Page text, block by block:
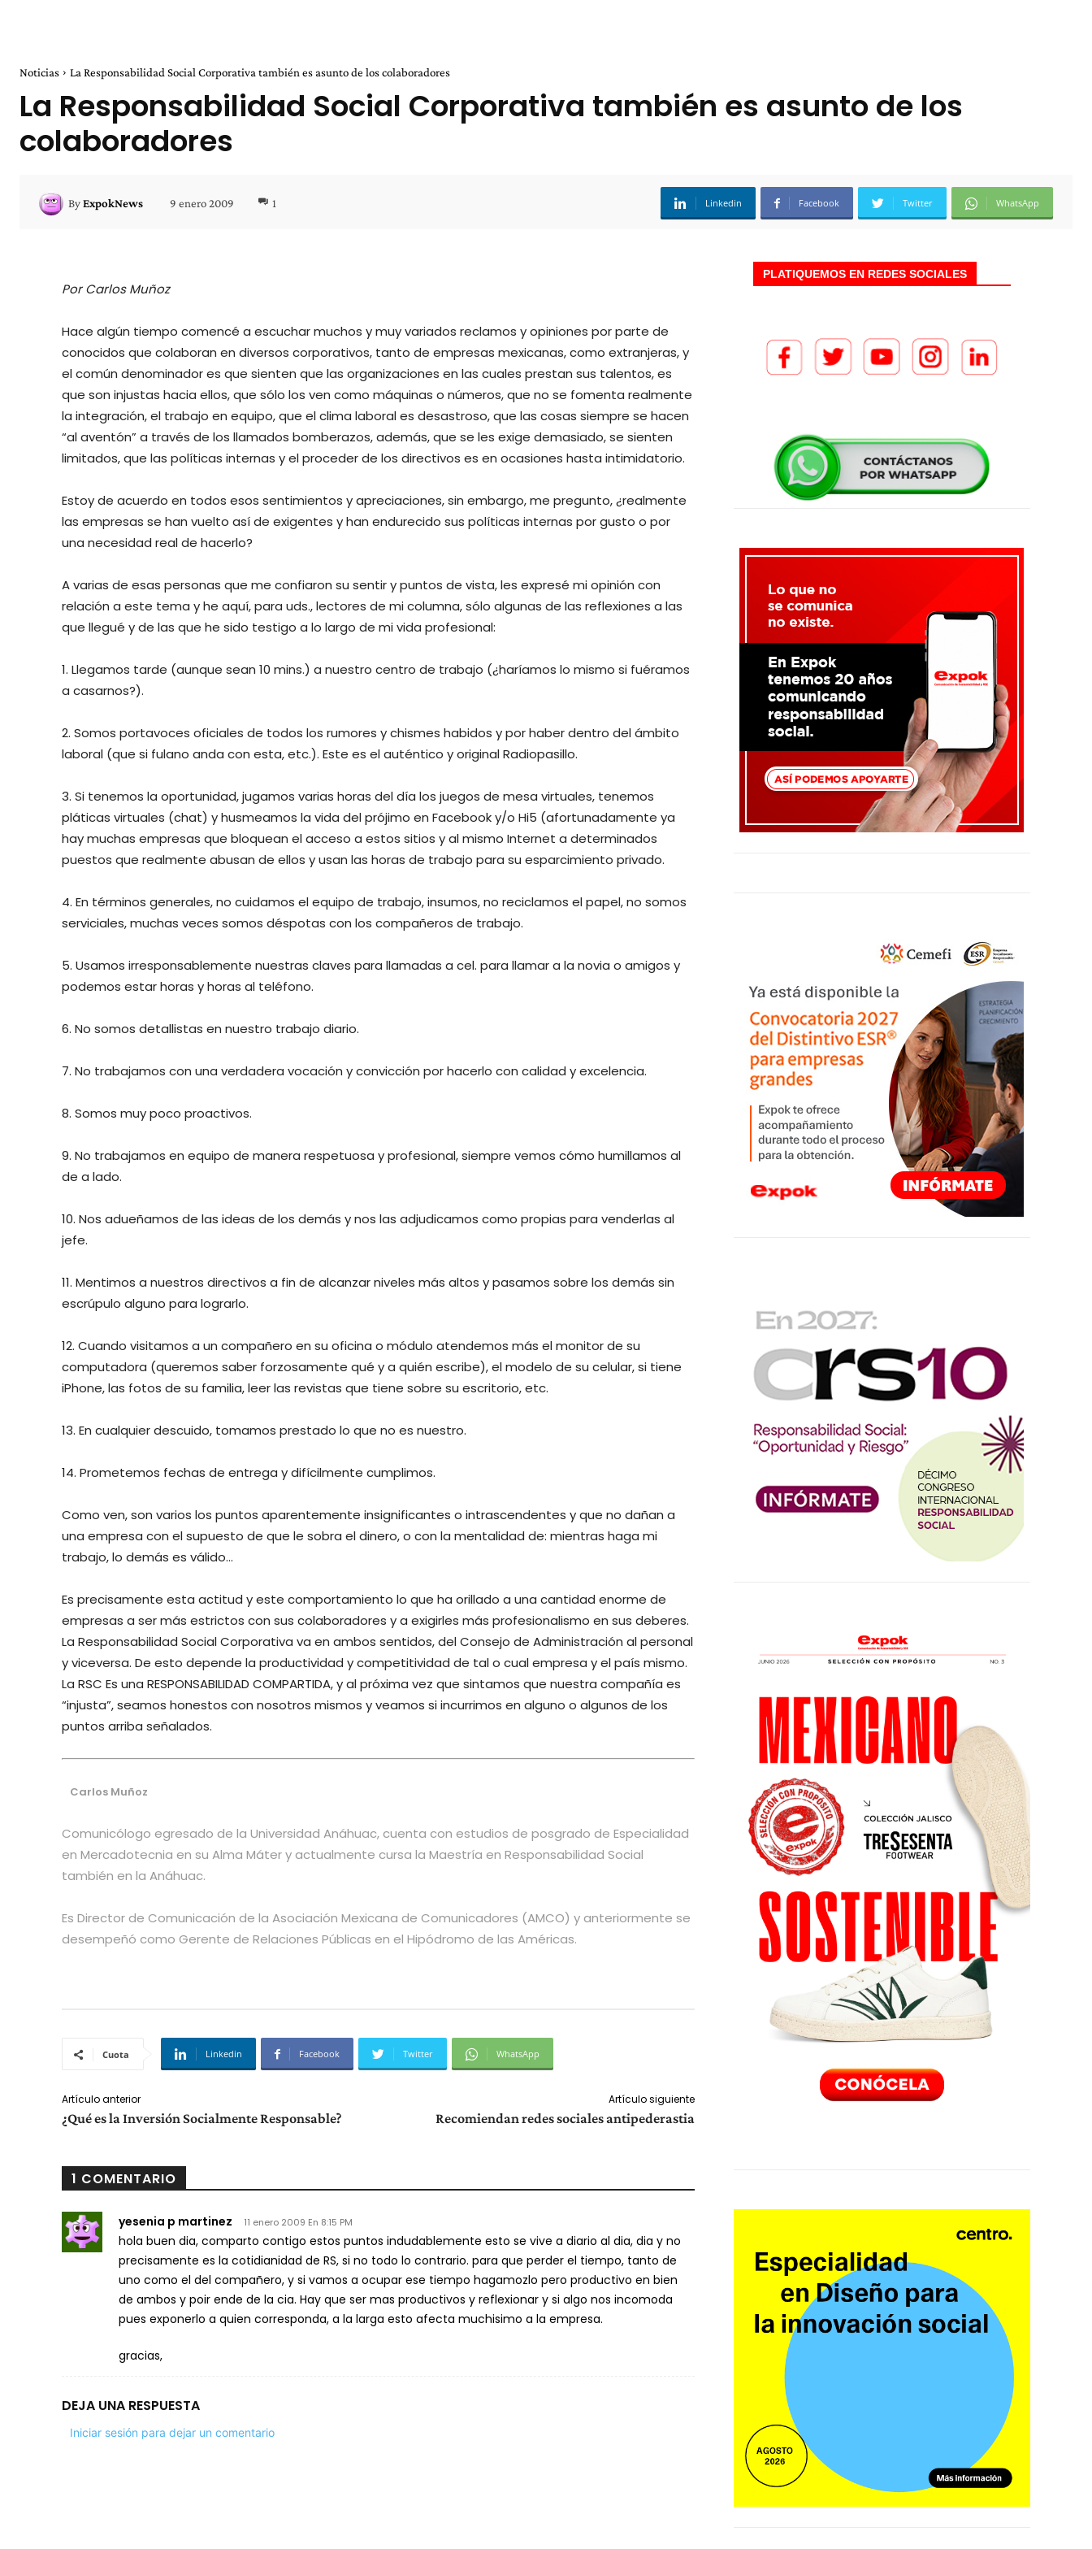
Noticias La Responsabilidad Social Corporativa también es asunto de los colaboradores
La Responsabilidad Social Corporativa también es asunto de los
colaboradores
ByExpokNews 9 enero 2009 1 Linkedin Facebook Twitter WhatsApp
Por Carlos Muñoz
Hace algún tiempo comencé a escuchar muchos y muy variados reclamos y opiniones por parte de
conocidos que colaboran en diversos corporativos, tanto de empresas mexicanas, como extranjeras, y
el común denominador es que sienten que las organizaciones en las cuales prestan sus talentos, es
que son injustas hacia ellos, que sólo los ven como máquinas o números, que no se fomenta realmente
la integración, el trabajo en equipo, que el clima laboral es desastroso, que las cosas siempre se hacen
“al aventón” a través de los llamados bomberazos, además, que se les exige demasiado, se sienten
limitados, que las políticas internas y el proceder de los directivos es en ocasiones hasta intimidatorio.
Estoy de acuerdo en todos esos sentimientos y apreciaciones, sin embargo, me pregunto, ¿realmente
las empresas se han vuelto así de exigentes y han endurecido sus políticas internas por gusto o por
una necesidad real de hacerlo?
A varias de esas personas que me confiaron su sentir y puntos de vista, les expresé mi opinión con
relación a este tema y he aquí, para uds., lectores de mi columna, sólo algunas de las reflexiones a las
que llegué y de las que he sido testigo a lo largo de mi vida profesional:
1. Llegamos tarde (aunque sean 10 mins.) a nuestro centro de trabajo (¿haríamos lo mismo si fuéramos
a casarnos?).
2. Somos portavoces oficiales de todos los rumores y chismes habidos y por haber dentro del ámbito
laboral (que si fulano anda con esta, etc.). Este es el auténtico y original Radiopasillo.
3. Si tenemos la oportunidad, jugamos varias horas del día los juegos de mesa virtuales, tenemos
pláticas virtuales (chat) y husmeamos la vida del prójimo en Facebook y/o Hi5 (afortunadamente ya
hay muchas empresas que bloquean el acceso a estos sitios y al mismo Internet a determinados
puestos que realmente abusan de ellos y usan las horas de trabajo para su esparcimiento privado.
4. En términos generales, no cuidamos el equipo de trabajo, insumos, no reciclamos el papel, no somos
serviciales, muchas veces somos déspotas con los compañeros de trabajo.
5. Usamos irresponsablemente nuestras claves para llamadas a cel. para llamar a la novia o amigos y
podemos estar horas y horas al teléfono.
6. No somos detallistas en nuestro trabajo diario.
7. No trabajamos con una verdadera vocación y convicción por hacerlo con calidad y excelencia.
8. Somos muy poco proactivos.
9. No trabajamos en equipo de manera respetuosa y profesional, siempre vemos cómo humillamos al
de a lado.
10. Nos adueñamos de las ideas de los demás y nos las adjudicamos como propias para venderlas al
jefe.
11. Mentimos a nuestros directivos a fin de alcanzar niveles más altos y pasamos sobre los demás sin
escrúpulo alguno para lograrlo.
12. Cuando visitamos a un compañero en su oficina o módulo atendemos más el monitor de su
computadora (queremos saber forzosamente qué y a quién escribe), el modelo de su celular, si tiene
iPhone, las fotos de su familia, leer las revistas que tiene sobre su escritorio, etc.
13. En cualquier descuido, tomamos prestado lo que no es nuestro.
14. Prometemos fechas de entrega y difícilmente cumplimos.
Como ven, son varios los puntos aparentemente insignificantes o intrascendentes y que no dañan a
una empresa con el supuesto de que le sobra el dinero, o con la mentalidad de: mientras haga mi
trabajo, lo demás es válido…
Es precisamente esta actitud y este comportamiento lo que ha orillado a una cantidad enorme de
empresas a ser más estrictos con sus colaboradores y a exigirles más profesionalismo en sus deberes.
La Responsabilidad Social Corporativa va en ambos sentidos, del Consejo de Administración al personal
y viceversa. De esto depende la productividad y competitividad de tal o cual empresa y el país mismo.
La RSC Es una RESPONSABILIDAD COMPARTIDA, y al próxima vez que sintamos que nuestra compañía es
“injusta”, seamos honestos con nosotros mismos y veamos si incurrimos en alguno o algunos de los
puntos arriba señalados.
Carlos Muñoz
Comunicólogo egresado de la Universidad Anáhuac, cuenta con estudios de posgrado de Especialidad
en Mercadotecnia en su Alma Máter y actualmente cursa la Maestría en Responsabilidad Social
también en la Anáhuac.
Es Director de Comunicación de la Asociación Mexicana de Comunicadores (AMCO) y anteriormente se
desempeñó como Gerente de Relaciones Públicas en el Hipódromo de las Américas.
Cuota Linkedin Facebook Twitter WhatsApp
Artículo anterior
¿Qué es la Inversión Socialmente Responsable?
Artículo siguiente
Recomiendan redes sociales antipederastia
1 COMENTARIO
yesenia p martinez 11 enero 2009 En 8:15 PM
hola buen dia, comparto contigo estos puntos indudablemente esto se vive a diario al dia, dia y no
precisamente es la cotidianidad de RS, si no todo lo contrario. para que perder el tiempo, tanto de
uno como el del compañero, y si vamos a ocupar ese tiempo hagamozlo pero productivo en bien
de ambos y poir ende de la cia. Hay que ser mas productivos y reflexionar y si algo nos incomoda
pues exponerlo a quien corresponda, a la larga esto afecta muchisimo a la empresa.
gracias,
DEJA UNA RESPUESTA
Iniciar sesión para dejar un comentario
PLATIQUEMOS EN REDES SOCIALES